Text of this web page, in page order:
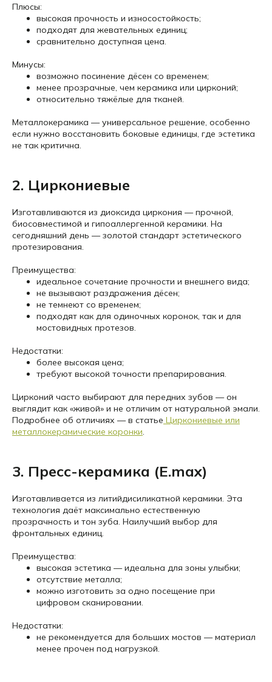
Плюсы:
высокая прочность и износостойкость;
подходят для жевательных единиц;
сравнительно доступная цена.
Минусы:
возможно посинение дёсен со временем;
менее прозрачные, чем керамика или цирконий;
относительно тяжёлые для тканей.
Металлокерамика — универсальное решение, особенно
если нужно восстановить боковые единицы, где эстетика
не так критична.
2. Циркониевые
Изготавливаются из диоксида циркония — прочной,
биосовместимой и гипоаллергенной керамики. На
сегодняшний день — золотой стандарт эстетического
протезирования.
Преимущества:
идеальное сочетание прочности и внешнего вида;
не вызывают раздражения дёсен;
не темнеют со временем;
подходят как для одиночных коронок, так и для
мостовидных протезов.
Недостатки:
более высокая цена;
требуют высокой точности препарирования.
Цирконий часто выбирают для передних зубов — он
выглядит как «живой» и не отличим от натуральной эмали.
Подробнее об отличиях — в статье Циркониевые или
металлокерамические коронки.
3. Пресс-керамика (E.max)
Изготавливается из литийдисиликатной керамики. Эта
технология даёт максимально естественную
прозрачность и тон зуба. Наилучший выбор для
фронтальных единиц.
Преимущества:
высокая эстетика — идеальна для зоны улыбки;
отсутствие металла;
можно изготовить за одно посещение при
цифровом сканировании.
Недостатки:
не рекомендуется для больших мостов — материал
менее прочен под нагрузкой.